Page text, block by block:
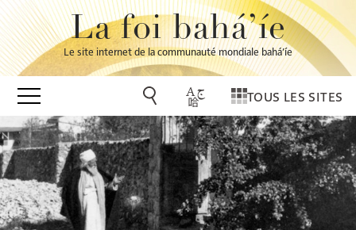
La foi bahá’íe
Le site internet de la communauté mondiale bahá’íe
TOUS LES SITES